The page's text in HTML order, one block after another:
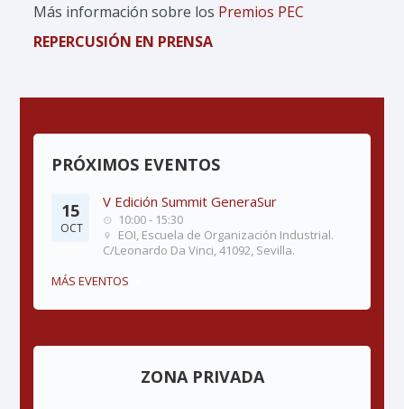
Más información sobre los Premios PEC
REPERCUSIÓN EN PRENSA
PRÓXIMOS EVENTOS
15
OCT
V Edición Summit GeneraSur
10:00 - 15:30
EOI, Escuela de Organización Industrial.
C/Leonardo Da Vinci, 41092, Sevilla.
MÁS EVENTOS
ZONA PRIVADA